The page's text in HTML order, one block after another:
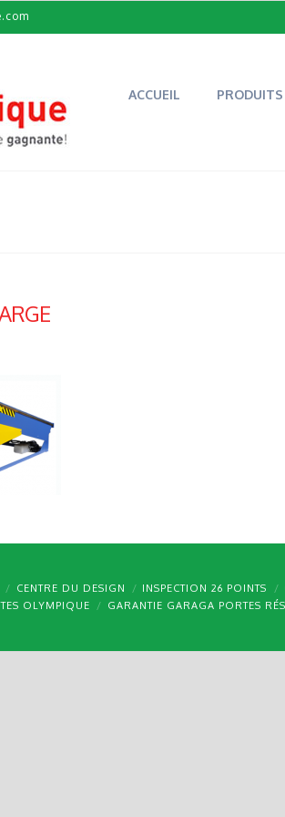
ACCUEIL PRODUITS
CENTRE DU DESIGN INSPECTION 26 POINTS
OLYMPIQUE
GARANTIE GARAGA PORTES